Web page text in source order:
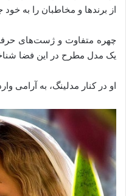
از برندها و مخاطبان را به
چهره متفاوت و ژست‌های
یک مدل مطرح در این فضا
او در کنار مدلینگ، به آرامی